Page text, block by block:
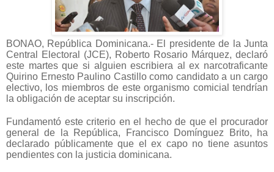
BONAO, República Dominicana.- El presidente de la Junta
Central Electoral (JCE), Roberto Rosario Márquez, declaró
este martes que si alguien escribiera al ex narcotraficante
Quirino Ernesto Paulino Castillo como candidato a un cargo
electivo, los miembros de este organismo comicial tendrían
la obligación de aceptar su inscripción.
Fundamentó este criterio en el hecho de que el procurador
general de la República, Francisco Domínguez Brito, ha
declarado públicamente que el ex capo no tiene asuntos
pendientes con la justicia dominicana.